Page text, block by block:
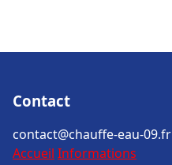
Contact
contact@chauffe-eau-09.fr
Accueil Informations